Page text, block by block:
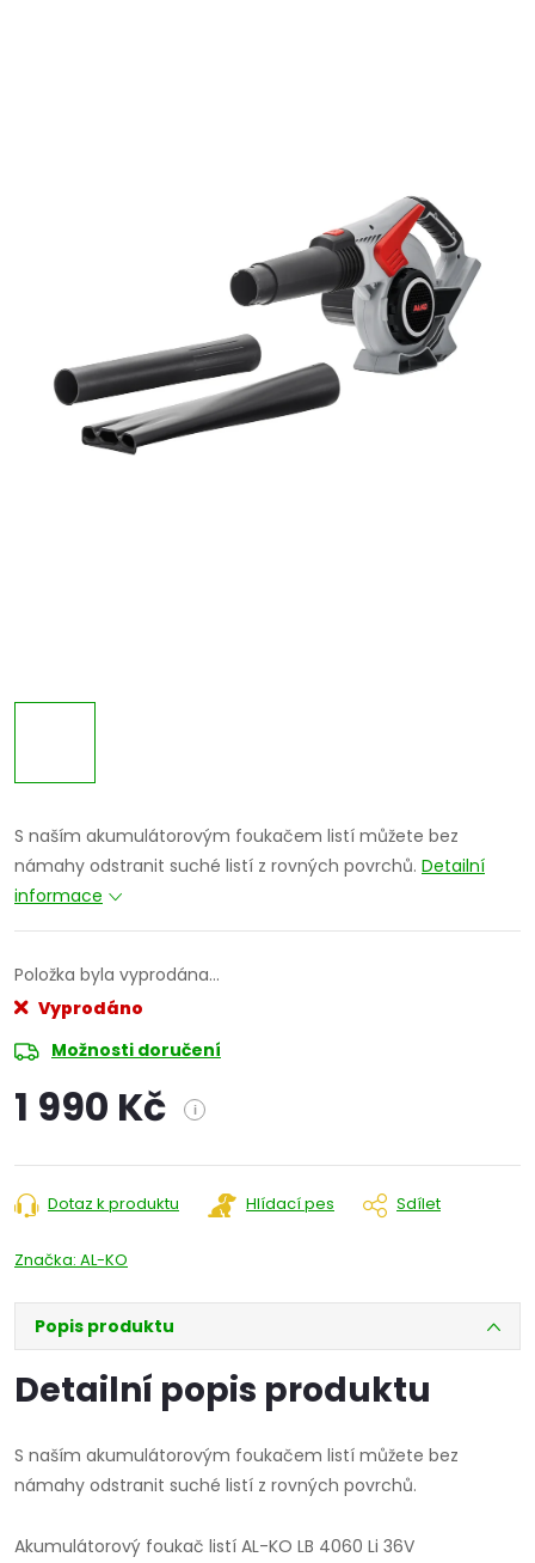
S naším akumulátorovým foukačem listí můžete bez
námahy odstranit suché listí z rovných povrchů. Detailní
informace
Položka byla vyprodána…
Vyprodáno
Možnosti doručení
1 990 Kč i
cena:
Dotaz k produktu Hlídací pes Sdílet
Značka: AL-KO
Popis produktu
Detailní popis produktu
S naším akumulátorovým foukačem listí můžete bez
námahy odstranit suché listí z rovných povrchů.
Akumulátorový foukač listí AL-KO LB 4060 Li 36V